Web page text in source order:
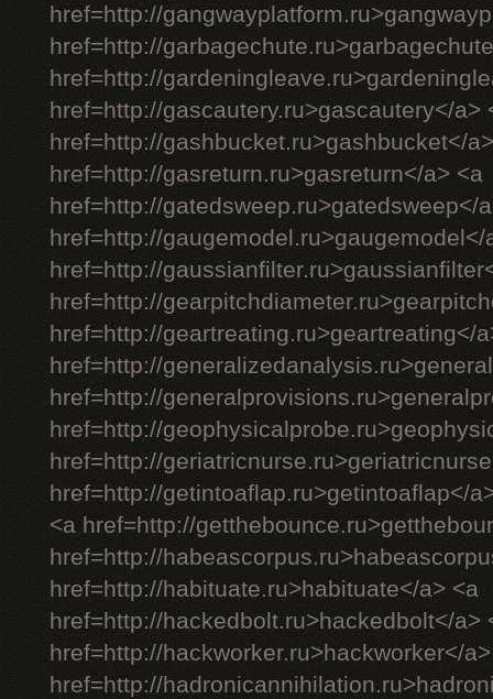
href=http://
href=http://
href=http://
href=http://gascautery.ru>gascautery</a>
href=http://gashbucket.ru>gashbucket</
href=http://gasreturn.ru>gasreturn</a> <a
href=http://gatedsweep.ru>gatedsweep</
href=http://gaugemodel.ru>gaugemodel</
href=http://
href=http://
href=http://geartreating.ru>geartreating</
href=http://
href=http://
href=http://
href=http://
href=http://getintoaflap.ru>getintoaflap</
<a href=http://
href=http://
href=http://habituate.ru>habituate</a> <a
href=http://hackedbolt.ru>hackedbolt</a>
href=http://hackworker.ru>hackworker</
href=http://